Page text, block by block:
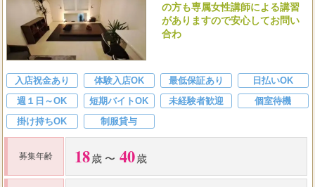
の方も専属女性講師による講習
がありますので安心してお問い
合わ
入店祝金あり 体験入店OK 最低保証あり
日払いOK
週１日～OK
短期バイトOK 未経験者歓迎
個室待機
掛け持ちOK
制服貸与
募集年齢 18歳 〜 40歳